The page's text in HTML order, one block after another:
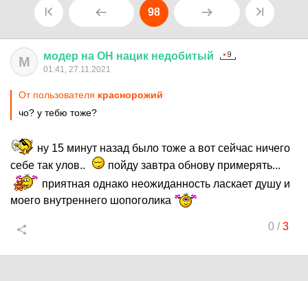
98
М модер на ОН нацик недобитый
01:41, 27.11.2021
От пользователя краснорожий
чо? у тебю тоже?
ну 15 минут назад было тоже а вот сейчас ничего
себе так улов..
пойду завтра обнову примерять...
приятная однако неожиданность ласкает душу и
моего внутреннего шопоголика
0/3